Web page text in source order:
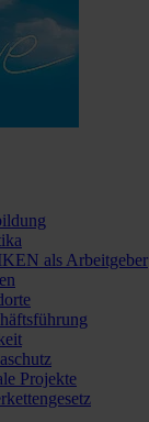
als Arbeitgeber
Projekte